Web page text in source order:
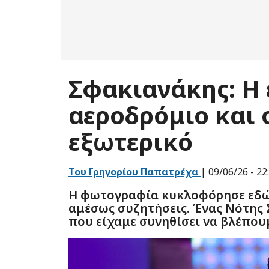
Σφακιανάκης: Η
αεροδρόμιο και
εξωτερικό
Του Γρηγορίου Παπατρέχα | 09/06/26 -
Η φωτογραφία κυκλοφόρησε εδώ
αμέσως συζητήσεις. Ένας
που είχαμε συνηθίσει να
αποσύρετε
τόσο
να
σας
Χρήση